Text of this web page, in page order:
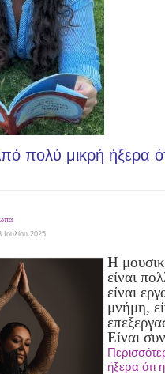
πολύ μικρή ήξερα
Ιουλίου 2025
Η
είναι
είναι
μνήμη,
Είναι
ήξερα ότι